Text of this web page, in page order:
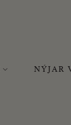
NÝJAR